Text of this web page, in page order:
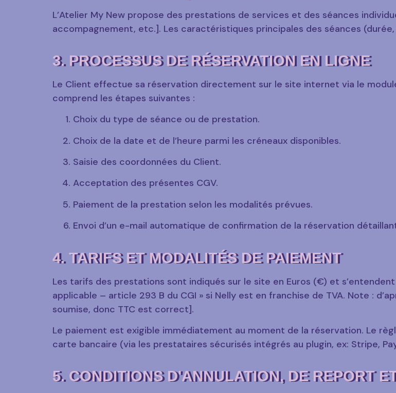
L’Atelier My New propose des prestations de services et des séances
accompagnement, etc.]. Les caractéristiques principales des séances
3. PROCESSUS DE RÉSERVATION EN LIGNE
Le Client effectue sa réservation directement sur le site internet via le
comprend les étapes suivantes :
Choix du type de séance ou de prestation.
Choix de la date et de l’heure parmi les créneaux disponibles.
Saisie des coordonnées du Client.
Acceptation des présentes CGV.
Paiement de la prestation selon les modalités prévues.
Envoi d’un e-mail automatique de confirmation de la réservation
4. TARIFS ET MODALITÉS DE PAIEMENT
Les tarifs des prestations sont indiqués sur le site en Euros (€) et s’entendent
applicable – article 293 B du CGI » si Nelly est en franchise de TVA. Note :
soumise, donc TTC est correct].
Le paiement est exigible immédiatement au moment de la réservation. Le
carte bancaire (via les prestataires sécurisés intégrés au plugin, ex: Stripe,
5. CONDITIONS D'ANNULATION, DE REPORT